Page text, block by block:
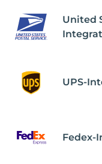
United
UPS-
Fedex-